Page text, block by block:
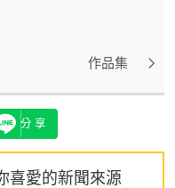
作品集
分享
喜愛的新聞來源